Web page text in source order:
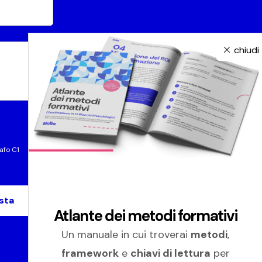
C1
chiudi
Atlante dei metodi formativi
Un manuale in cui troverai metodi,
frameworke chiavi di lettura per